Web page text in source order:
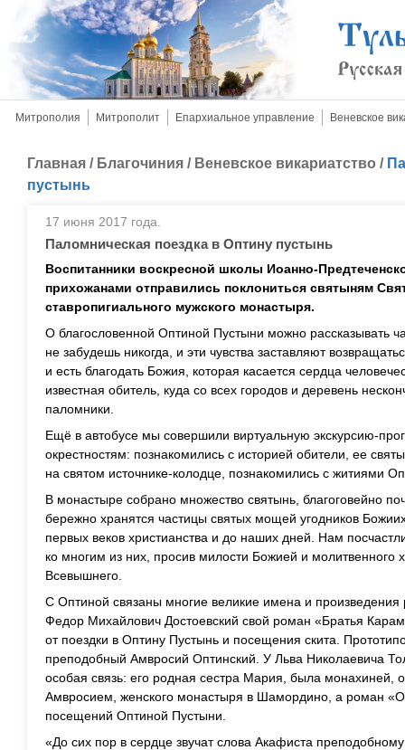
Митрополия Митрополит Епархиальное управление Веневское
Главная / Благочиния / Веневское викариатство /
пустынь
17 июня 2017 года.
Паломническая поездка в Оптину пустынь
Воспитанники воскресной школы Иоанно-
прихожанами отправились поклониться святыням
ставропигиального мужского монастыря.
О благословенной Оптиной Пустыни можно рассказывать
не забудешь никогда, и эти чувства заставляют
и есть благодать Божия, которая касается сердца
известная обитель, куда со всех городов и деревень
паломники.
Ещё в автобусе мы совершили виртуальную экскурсию-
окрестностям: познакомились с историей обители, ее
на святом источнике-колодце, познакомились с житиями
В монастыре собрано множество святынь, благоговейно
бережно хранятся частицы святых мощей угодников
первых веков христианства и до наших дней. Нам
ко многим из них, просив милости Божией и молитвенного
Всевышнего.
С Оптиной связаны многие великие имена и произведения
Федор Михайлович Достоевский свой роман «Братья
от поездки в Оптину Пустынь и посещения скита.
преподобный Амвросий Оптинский. У Льва Николаевича
особая связь: его родная сестра Мария, была монахиней,
Амвросием, женского монастыря в Шамордино, а роман
посещений Оптиной Пустыни.
«До сих пор в сердце звучат слова Акафиста